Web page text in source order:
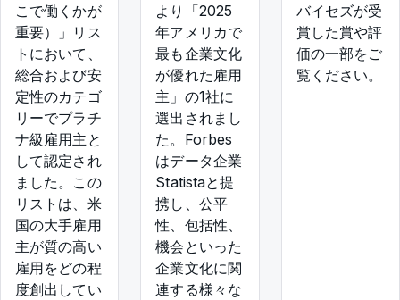
こで働くかが
重要）」リス
トにおいて、
総合および安
定性のカテゴ
リーでプラチ
ナ級雇用主と
して認定され
ました。この
リストは、米
国の大手雇用
主が質の高い
雇用をどの程
度創出してい
より「2025
年アメリカで
最も企業文化
が優れた雇用
主」の1社に
選出されまし
た。Forbes
はデータ企業
Statistaと提
携し、公平
性、包括性、
機会といった
企業文化に関
連する様々な
バイセズが受
賞した賞や評
価の一部をご
覧ください。